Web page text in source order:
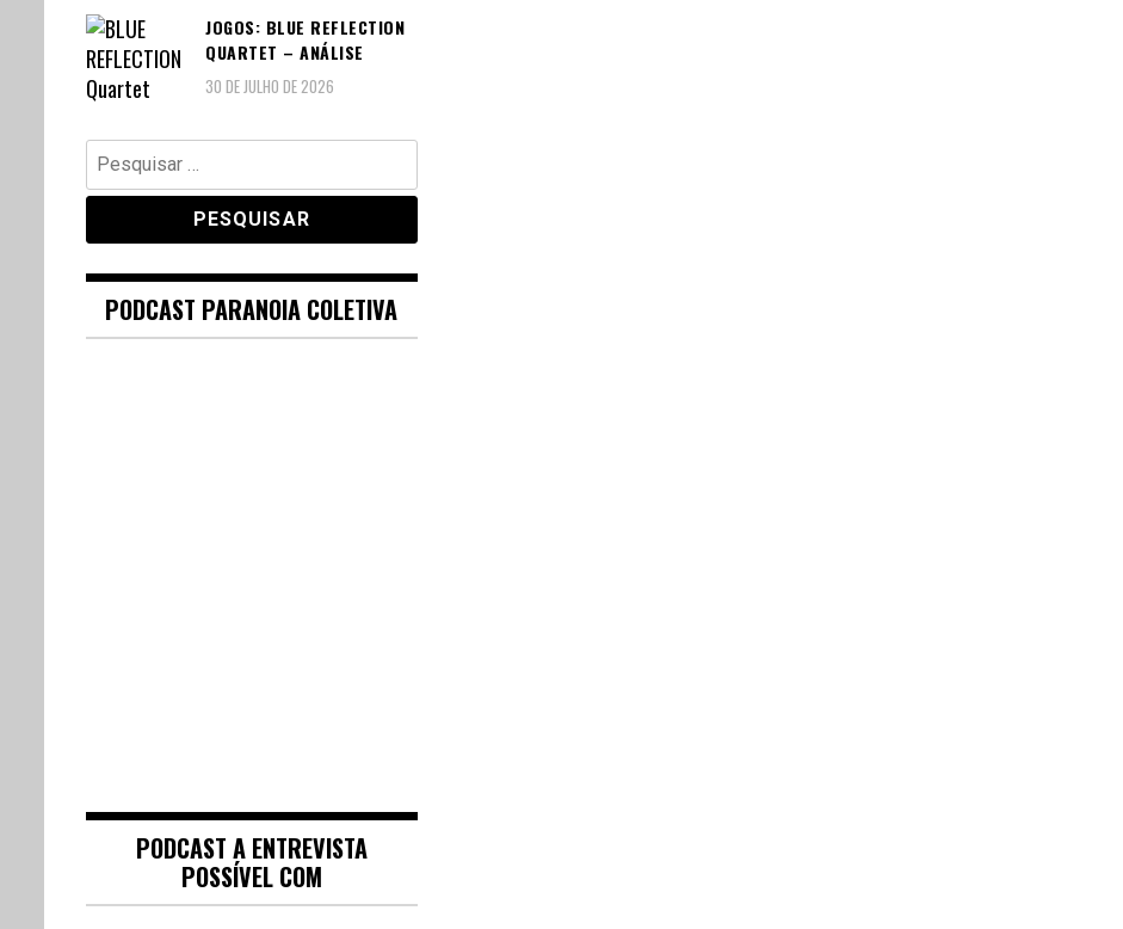
JOGOS: BLUE REFLECTION
QUARTET – ANÁLISE
30 DE JULHO DE 2026
Pesquisar
por:
PODCAST PARANOIA COLETIVA
PODCAST A ENTREVISTA
POSSÍVEL COM